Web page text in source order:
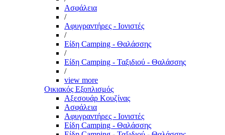
Ασφάλεια
/
Αφυγραντήρες - Ιονιστές
/
Είδη Camping - Θαλάσσης
/
Είδη Camping - Ταξιδιού - Θαλάσσης
/
view more
Οικιακός Εξοπλισμός
Αξεσουάρ Κουζίνας
Ασφάλεια
Αφυγραντήρες - Ιονιστές
Είδη Camping - Θαλάσσης